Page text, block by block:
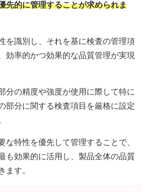
先的に管理することが求められま
を識別し、それを基に検査の管理項
効率的かつ効果的な品質管理が実現
分の精度や強度が使用に際して特に
部分に関する検査項目を厳格に設定
な特性を優先して管理することで、
も効果的に活用し、製品全体の品質
ます。